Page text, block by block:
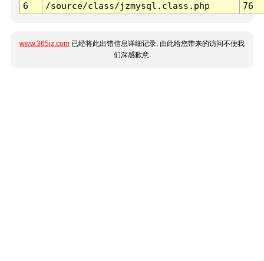
6 /source/class/jzmysql.class.php 76
www.365jz.com 已经将此出错信息详细记录, 由此给您带来的访问不便我
们深感歉意.